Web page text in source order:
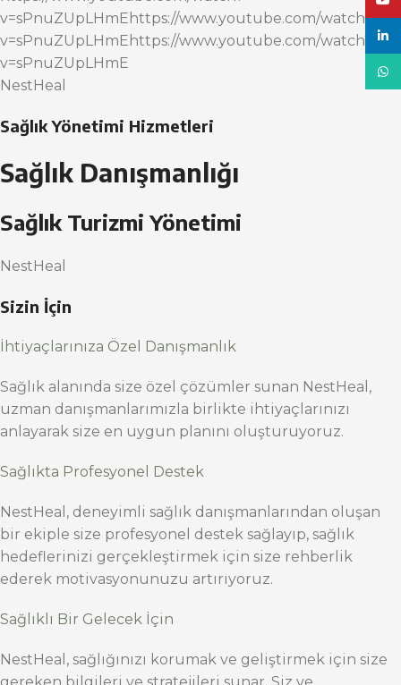
v=sPnuZUpLHmEhttps://www.youtube.com/watch?
v=sPnuZUpLHmEhttps://www.youtube.com/watch?
v=sPnuZUpLHmE
NestHeal
Sağlık Yönetimi Hizmetleri
Sağlık Danışmanlığı
Sağlık Turizmi Yönetimi
NestHeal
Sizin İçin
İhtiyaçlarınıza Özel Danışmanlık
Sağlık alanında size özel çözümler sunan NestHeal,
uzman danışmanlarımızla birlikte ihtiyaçlarınızı
anlayarak size en uygun planını oluşturuyoruz.
Sağlıkta Profesyonel Destek
NestHeal, deneyimli sağlık danışmanlarından oluşan
bir ekiple size profesyonel destek sağlayıp, sağlık
hedeflerinizi gerçekleştirmek için size rehberlik
ederek motivasyonunuzu artırıyoruz.
Sağlıklı Bir Gelecek İçin
NestHeal, sağlığınızı korumak ve geliştirmek için size